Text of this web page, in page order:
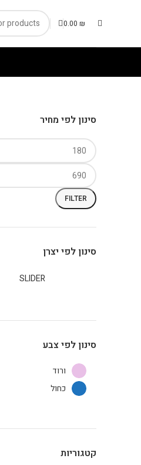
0.00 ₪
סינון לפי מחיר
FILTER
סינון לפי יצרן
SLIDER
סינון לפי צבע
ורוד
כחול
קטגוריות